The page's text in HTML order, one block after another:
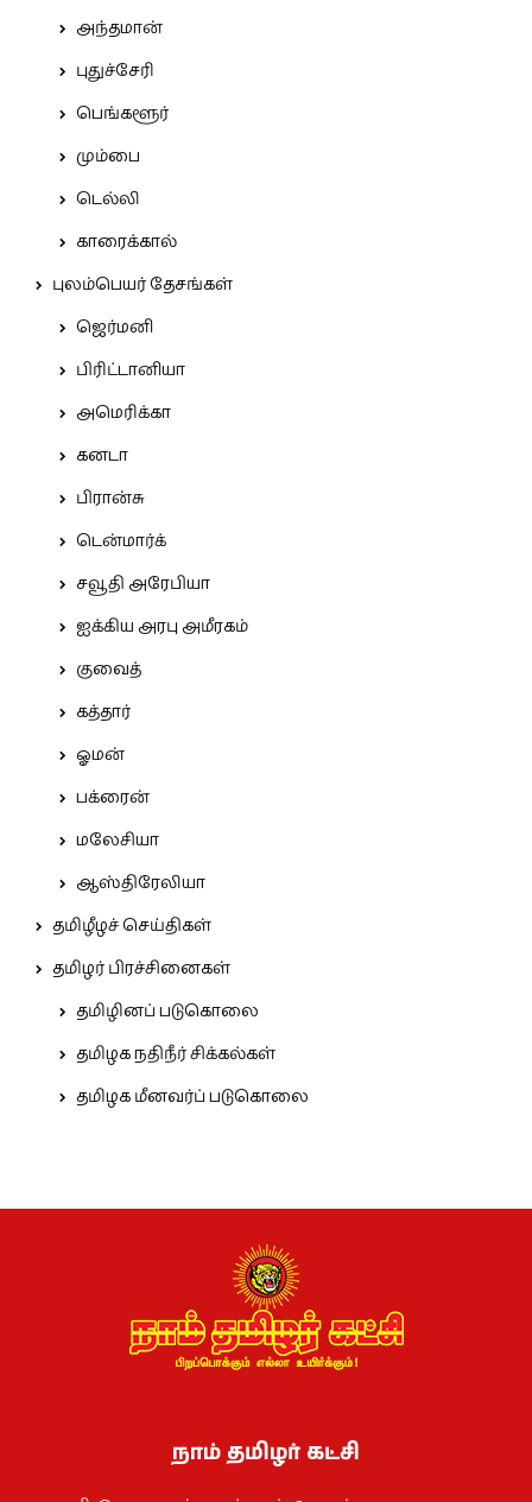
அந்தமான்
புதுச்சேரி
பெங்களூர்
மும்பை
டெல்லி
காரைக்கால்
புலம்பெயர் தேசங்கள்
ஜெர்மனி
பிரிட்டானியா
அமெரிக்கா
கனடா
பிரான்சு
டென்மார்க்
சவூதி அரேபியா
ஐக்கிய அரபு அமீரகம்
குவைத்
கத்தார்
ஓமன்
பக்ரைன்
மலேசியா
ஆஸ்திரேலியா
தமிழீழச் செய்திகள்
தமிழர் பிரச்சினைகள்
தமிழினப் படுகொலை
தமிழக நதிநீர் சிக்கல்கள்
தமிழக மீனவர்ப் படுகொலை
நாம் தமிழர் கட்சி